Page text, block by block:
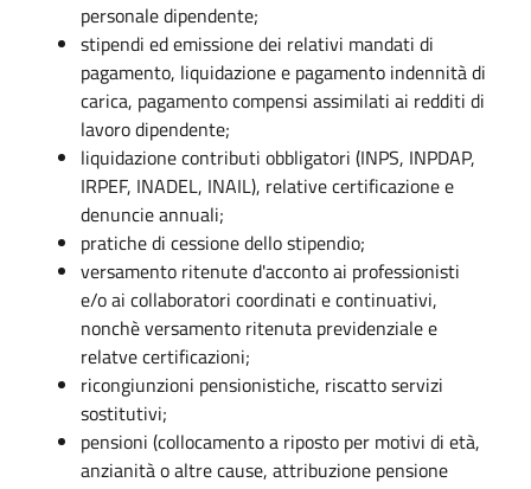
personale dipendente;
stipendi ed emissione dei relativi mandati di
pagamento, liquidazione e pagamento indennità di
carica, pagamento compensi assimilati ai redditi di
lavoro dipendente;
liquidazione contributi obbligatori (INPS, INPDAP,
IRPEF, INADEL, INAIL), relative certificazione e
denuncie annuali;
pratiche di cessione dello stipendio;
versamento ritenute d'acconto ai professionisti
e/o ai collaboratori coordinati e continuativi,
nonchè versamento ritenuta previdenziale e
relatve certificazioni;
ricongiunzioni pensionistiche, riscatto servizi
sostitutivi;
pensioni (collocamento a riposto per motivi di età,
anzianità o altre cause, attribuzione pensione